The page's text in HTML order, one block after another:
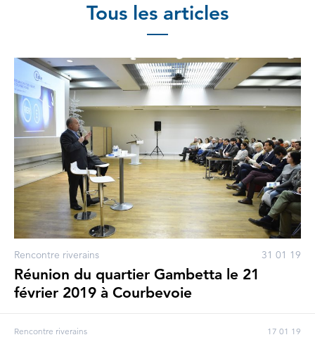
Tous les articles
Rencontre riverains 31 01 19
Réunion du quartier Gambetta le 21
février 2019 à Courbevoie
Rencontre riverains 17 01 19